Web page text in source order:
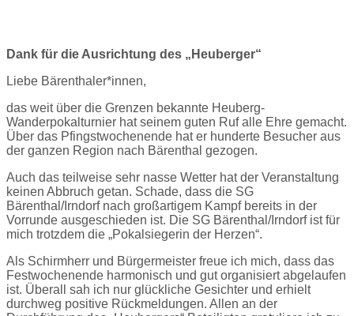
Dank für die Ausrichtung des „Heuberger“
Liebe Bärenthaler*innen,
das weit über die Grenzen bekannte Heuberg-
Wanderpokalturnier hat seinem guten Ruf alle Ehre gemacht.
Über das Pfingstwochenende hat er hunderte Besucher aus
der ganzen Region nach Bärenthal gezogen.
Auch das teilweise sehr nasse Wetter hat der Veranstaltung
keinen Abbruch getan. Schade, dass die SG
Bärenthal/Irndorf nach großartigem Kampf bereits in der
Vorrunde ausgeschieden ist. Die SG Bärenthal/Irndorf ist für
mich trotzdem die „Pokalsiegerin der Herzen“.
Als Schirmherr und Bürgermeister freue ich mich, dass das
Festwochenende harmonisch und gut organisiert abgelaufen
ist. Überall sah ich nur glückliche Gesichter und erhielt
durchweg positive Rückmeldungen. Allen an der